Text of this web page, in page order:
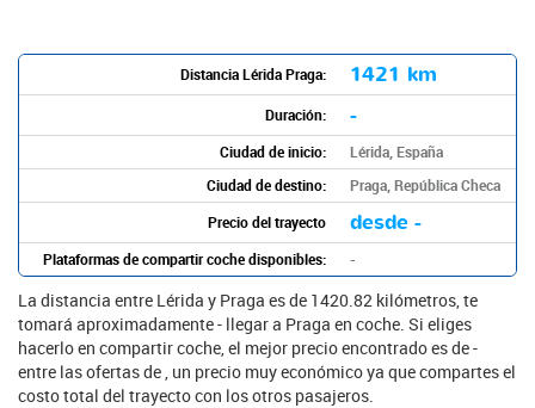
Distancia Lérida Praga: 1421 km
Duración: -
Ciudad de inicio:
Lérida, España
Ciudad de destino:
Praga, República Checa
Precio del trayecto
desde -
Plataformas de compartir coche disponibles: -
La distancia entre Lérida y Praga es de 1420.82 kilómetros, te
tomará aproximadamente - llegar a Praga en coche. Si eliges
hacerlo en compartir coche, el mejor precio encontrado es de -
entre las ofertas de , un precio muy económico ya que compartes el
costo total del trayecto con los otros pasajeros.